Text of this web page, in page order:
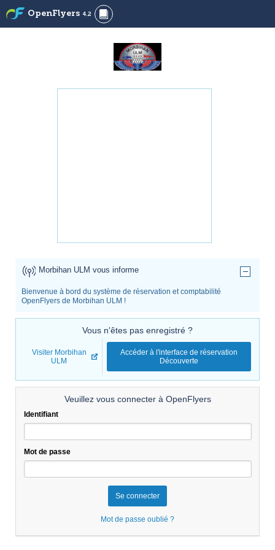
OpenFlyers 4.2
Morbihan ULM vous informe
Bienvenue à bord du système de réservation et comptabilité
OpenFlyers de Morbihan ULM !
Vous n'êtes pas enregistré ?
Visiter Morbihan
ULM
Accéder à l'interface de réservation
Découverte
Veuillez vous connecter à OpenFlyers
Identifiant
Mot de passe
Mot de passe oublié ?